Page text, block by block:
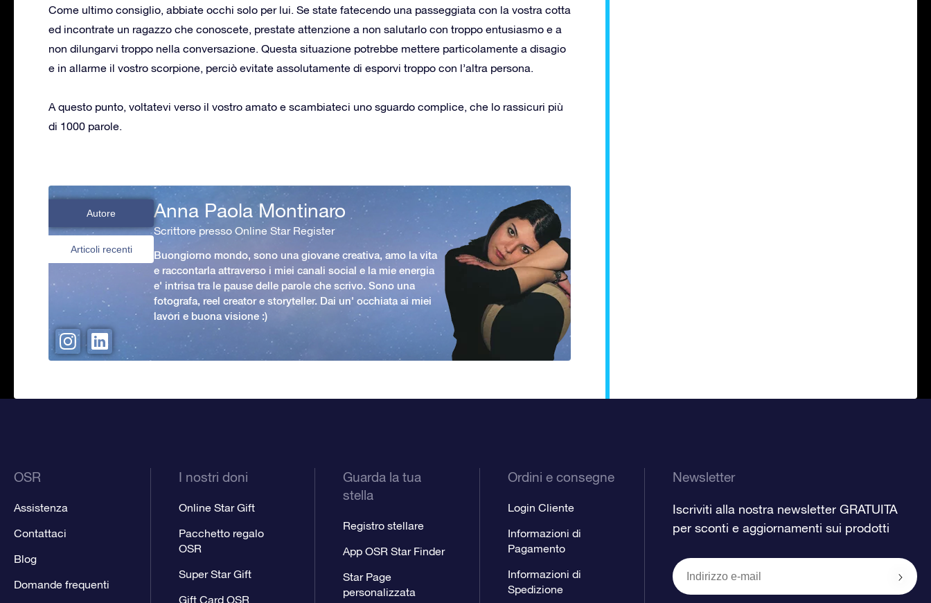
Come ultimo consiglio, abbiate occhi solo per lui. Se state fatecendo una passeggiata con la vostra cotta
ed incontrate un ragazzo che conoscete, prestate attenzione a non salutarlo con troppo entusiasmo e a
non dilungarvi troppo nella conversazione. Questa situazione potrebbe mettere particolamente a disagio
e in allarme il vostro scorpione, perciò evitate assolutamente di esporvi troppo con l’altra persona.
A questo punto, voltatevi verso il vostro amato e scambiateci uno sguardo complice, che lo rassicuri più
di 1000 parole.
Autore
Articoli recenti
Anna Paola Montinaro
Scrittore presso Online Star Register
Buongiorno mondo, sono una giovane creativa, amo la vita
e raccontarla attraverso i miei canali social e la mie energia
e' intrisa tra le pause delle parole che scrivo. Sono una
fotografa, reel creator e storyteller. Dai un' occhiata ai miei
lavori e buona visione :)
OSR
Assistenza
Contattaci
Blog
Domande frequenti
I nostri doni
Online Star Gift
Pacchetto regalo
OSR
Super Star Gift
Gift Card OSR
Guarda la tua
stella
Registro stellare
App OSR Star Finder
Star Page
personalizzata
Ordini e consegne
Login Cliente
Informazioni di
Pagamento
Informazioni di
Spedizione
Newsletter
Iscriviti alla nostra newsletter GRATUITA
per sconti e aggiornamenti sui prodotti